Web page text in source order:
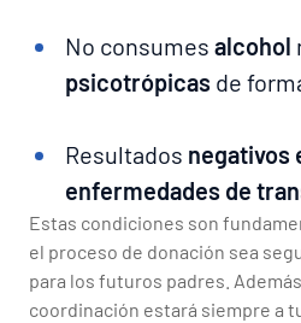
No consumes alcohol
psicotrópicas de
Resultados negativos
enfermedades de
Estas condiciones son
el proceso de donación sea
para los futuros padres.
coordinación estará siempre a